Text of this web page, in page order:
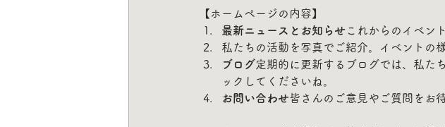
【ホームページの内容】
最新ニュースとお知らせ これからのイベン
私たちの活動を写真でご紹介。イベントの
ブログ定期的に更新するブログでは、私た
ックしてくださいね。
お問い合わせ皆さんのご意見やご質問をお